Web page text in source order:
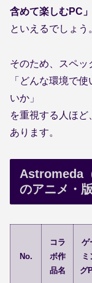
含めて楽しむPC」
といえるでしょう
そのため、スペッ
「どんな環境で
いか」
を重視する人ほ
あります。
Astromeda
のアニメ・
No.
コラ
ボ作
品名
ゲ
ミ
グ